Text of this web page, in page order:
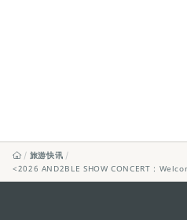
旅游快讯
<2026 AND2BLE SHOW CONCERT :